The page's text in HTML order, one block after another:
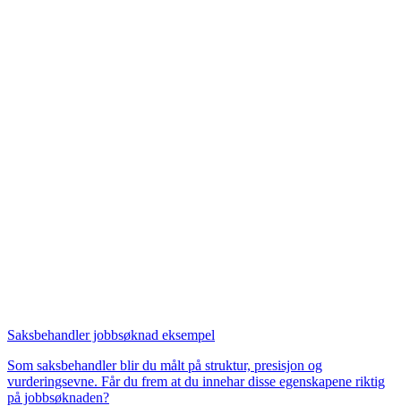
Saksbehandler jobbsøknad eksempel
Som saksbehandler blir du målt på struktur, presisjon og
vurderingsevne. Får du frem at du innehar disse egenskapene riktig
på jobbsøknaden?